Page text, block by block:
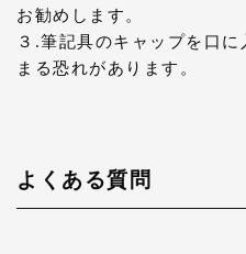
お勧めします。
３.筆記具のキャップを口
まる恐れがあります。
よくある質問